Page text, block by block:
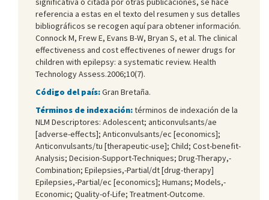
referencia a estas en el texto del resumen y sus detalles
bibliográficos se recogen aquí para obtener información.
Connock M, Frew E, Evans B-W, Bryan S, et al. The clinical
effectiveness and cost effectivenes of newer drugs for
children with epilepsy: a systematic review. Health
Technology Assess.2006;10(7).
Código del país:Gran Bretaña.
Términos de indexación:términos de indexación de la
NLM Descriptores: Adolescent; anticonvulsants/ae
[adverse-effects]; Anticonvulsants/ec [economics];
Anticonvulsants/tu [therapeutic-use]; Child; Cost-benefit-
Analysis; Decision-Support-Techniques; Drug-Therapy,-
Combination; Epilepsies,-Partial/dt [drug-therapy]
Epilepsies,-Partial/ec [economics]; Humans; Models,-
Economic; Quality-of-Life; Treatment-Outcome.